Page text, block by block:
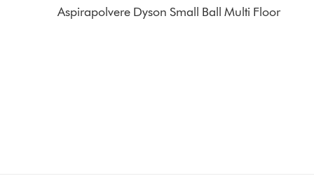
Aspirapolvere Dyson Small Ball Multi Floor